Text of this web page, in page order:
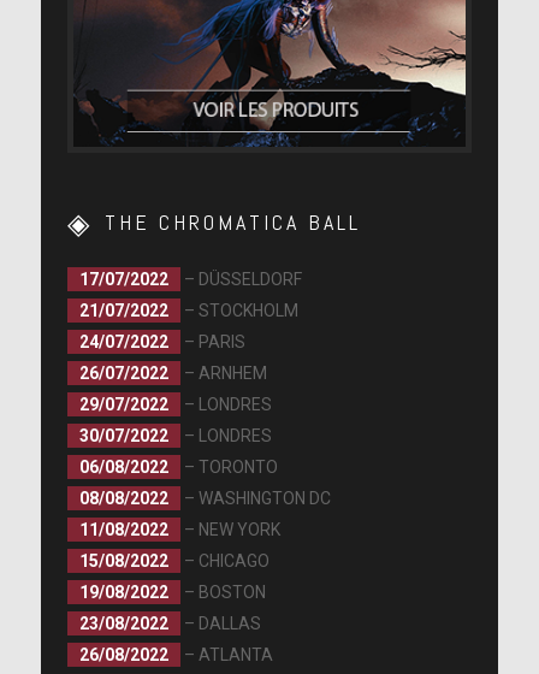
THE CHROMATICA BALL
17/07/2022
– DÜSSELDORF
21/07/2022
– STOCKHOLM
24/07/2022
– PARIS
26/07/2022
– ARNHEM
29/07/2022
– LONDRES
30/07/2022
– LONDRES
06/08/2022
– TORONTO
08/08/2022
– WASHINGTON DC
11/08/2022
– NEW YORK
15/08/2022
– CHICAGO
19/08/2022
– BOSTON
23/08/2022
– DALLAS
26/08/2022
– ATLANTA